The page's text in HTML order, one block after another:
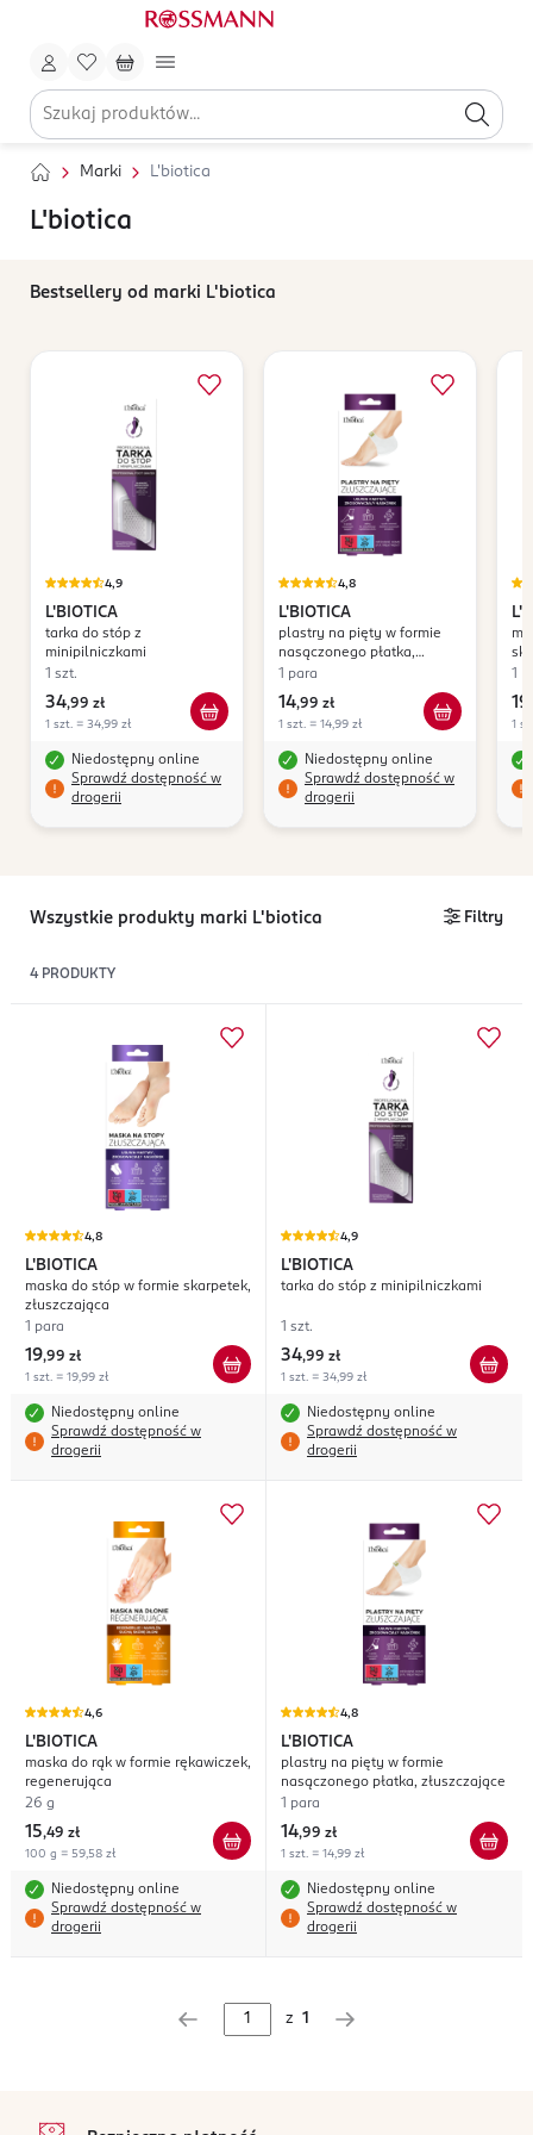
Marki L'biotica
L'biotica
Bestsellery od marki L'biotica
4,9
L'BIOTICA
tarka do stóp z
minipilniczkami
1 szt.
34,99 zł
1 szt. = 34,99 zł
Niedostępny online
Sprawdź dostępność w
drogerii
4,8
L'BIOTICA
plastry na pięty w formie
nasączonego płatka,
złuszczające
1 para
14,99 zł
1 szt. = 14,99 zł
Niedostępny online
Sprawdź dostępność w
drogerii
1
19
1
Wszystkie produkty marki L'biotica Filtry
4 PRODUKTY
4,8
L'BIOTICA
maska do stóp w formie skarpetek,
złuszczająca
1 para
19,99 zł
1 szt. = 19,99 zł
Niedostępny online
Sprawdź dostępność w
drogerii
4,9
L'BIOTICA
tarka do stóp z minipilniczkami
1 szt.
34,99 zł
1 szt. = 34,99 zł
Niedostępny online
Sprawdź dostępność w
drogerii
4,6
L'BIOTICA
maska do rąk w formie rękawiczek,
regenerująca
26 g
15,49 zł
100 g = 59,58 zł
Niedostępny online
Sprawdź dostępność w
drogerii
4,8
L'BIOTICA
plastry na pięty w formie
nasączonego płatka, złuszczające
1 para
14,99 zł
1 szt. = 14,99 zł
Niedostępny online
Sprawdź dostępność w
drogerii
z 1